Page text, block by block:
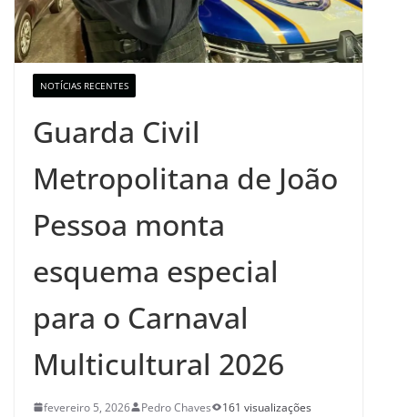
NOTÍCIAS RECENTES
Guarda Civil
Metropolitana de João
Pessoa monta
esquema especial
para o Carnaval
Multicultural 2026
fevereiro 5, 2026 Pedro Chaves
161 visualizações